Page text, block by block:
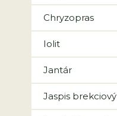
Chryzopras
Iolit
Jantár
Jaspis brekciový